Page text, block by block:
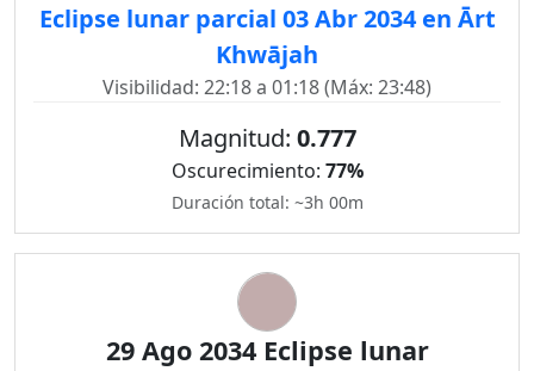
Eclipse lunar parcial 03 Abr 2034 en Ārt
Khwājah
Visibilidad: 22:18 a 01:18 (Máx: 23:48)
Magnitud: 0.777
Oscurecimiento: 77%
Duración total: ~3h 00m
29 Ago 2034 Eclipse lunar